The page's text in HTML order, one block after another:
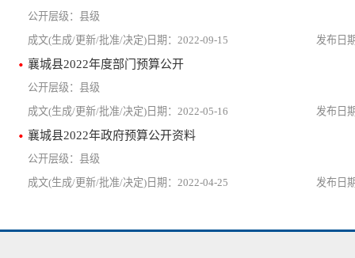
县级
2022-09-15
襄城县2022年度部门预算公开
县级
2022-05-16
襄城县2022年政府预算公开资料
县级
2022-04-25